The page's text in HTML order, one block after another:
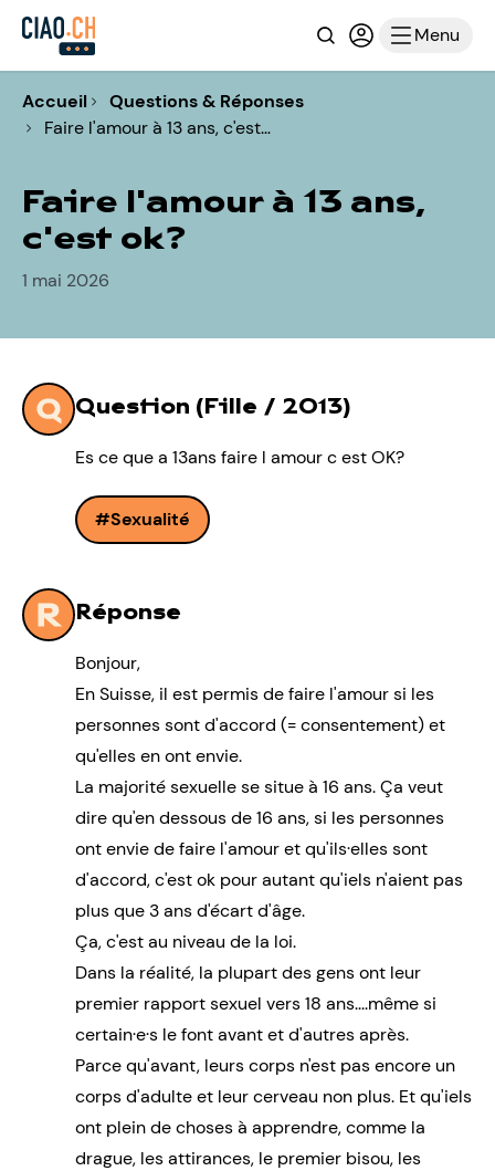
RechercheConnexion
Menu
Accueil
Questions & Réponses
Faire l'amour à 13 ans, c'est…
Faire l'amour à 13 ans,
c'est ok?
1 mai 2026
Question (Fille / 2013)
Es ce que a 13ans faire l amour c est OK?
Sexualité
Réponse
Bonjour,
En Suisse, il est permis de faire l'amour si les
personnes sont d'accord (= consentement) et
qu'elles en ont envie.
La majorité sexuelle se situe à 16 ans. Ça veut
dire qu'en dessous de 16 ans, si les personnes
ont envie de faire l'amour et qu'ils·elles sont
d'accord, c'est ok pour autant qu'iels n'aient pas
plus que 3 ans d'écart d'âge.
Ça, c'est au niveau de la loi.
Dans la réalité, la plupart des gens ont leur
premier rapport sexuel vers 18 ans....même si
certain·e·s le font avant et d'autres après.
Parce qu'avant, leurs corps n'est pas encore un
corps d'adulte et leur cerveau non plus. Et qu'iels
ont plein de choses à apprendre, comme la
drague, les attirances, le premier bisou, les